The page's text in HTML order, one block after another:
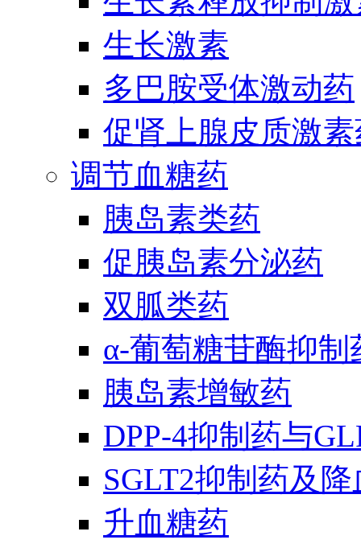
生长激素
多巴胺受体激动药
促肾上腺皮质激
调节血糖药
胰岛素类药
促胰岛素分泌药
双胍类药
α-葡萄糖苷酶抑制
胰岛素增敏药
DPP-4抑制药与
SGLT2抑制药及
升血糖药